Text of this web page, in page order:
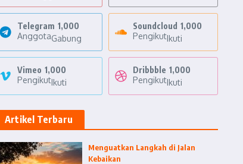
Telegram 1,000
AnggotaGabung
Soundcloud 1,000
PengikutIkuti
Vimeo 1,000
PengikutIkuti
Dribbble 1,000
PengikutIkuti
Artikel Terbaru
Menguatkan Langkah di Jalan
Kebaikan